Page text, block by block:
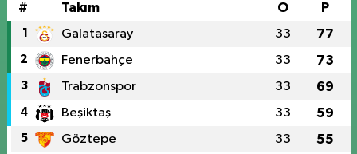
# Takım O P
1 Galatasaray 33 77
2 Fenerbahçe 33 73
3 Trabzonspor 33 69
4 Beşiktaş 33 59
5 Göztepe 33 55